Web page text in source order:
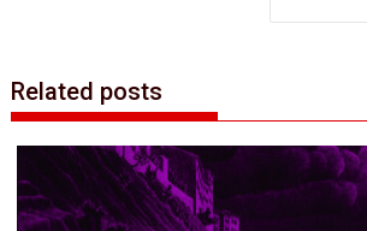
Related posts